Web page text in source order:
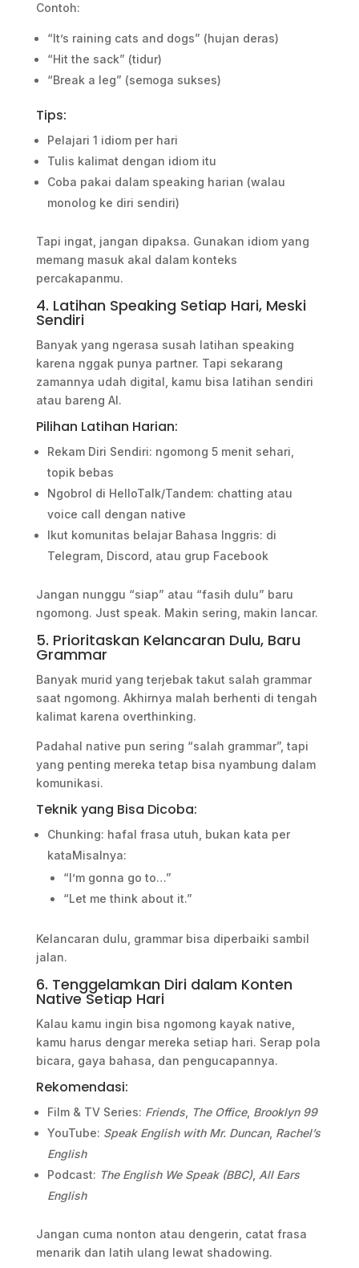
Contoh:
“It’s raining cats and dogs” (hujan deras)
“Hit the sack” (tidur)
“Break a leg” (semoga sukses)
Tips:
Pelajari 1 idiom per hari
Tulis kalimat dengan idiom itu
Coba pakai dalam speaking harian (walau
monolog ke diri sendiri)
Tapi ingat, jangan dipaksa. Gunakan idiom yang
memang masuk akal dalam konteks
percakapanmu.
4. Latihan Speaking Setiap Hari, Meski
Sendiri
Banyak yang ngerasa susah latihan speaking
karena nggak punya partner. Tapi sekarang
zamannya udah digital, kamu bisa latihan sendiri
atau bareng AI.
Pilihan Latihan Harian:
Rekam Diri Sendiri: ngomong 5 menit sehari,
topik bebas
Ngobrol di HelloTalk/Tandem: chatting atau
voice call dengan native
Ikut komunitas belajar Bahasa Inggris: di
Telegram, Discord, atau grup Facebook
Jangan nunggu “siap” atau “fasih dulu” baru
ngomong. Just speak. Makin sering, makin lancar.
5. Prioritaskan Kelancaran Dulu, Baru
Grammar
Banyak murid yang terjebak takut salah grammar
saat ngomong. Akhirnya malah berhenti di tengah
kalimat karena overthinking.
Padahal native pun sering “salah grammar”, tapi
yang penting mereka tetap bisa nyambung dalam
komunikasi.
Teknik yang Bisa Dicoba:
Chunking: hafal frasa utuh, bukan kata per
kataMisalnya:
“I’m gonna go to…”
“Let me think about it.”
Kelancaran dulu, grammar bisa diperbaiki sambil
jalan.
6. Tenggelamkan Diri dalam Konten
Native Setiap Hari
Kalau kamu ingin bisa ngomong kayak native,
kamu harus dengar mereka setiap hari. Serap pola
bicara, gaya bahasa, dan pengucapannya.
Rekomendasi:
Film & TV Series: Friends, The Office, Brooklyn 99
YouTube: Speak English with Mr. Duncan, Rachel’s
English
Podcast: The English We Speak (BBC), All Ears
English
Jangan cuma nonton atau dengerin, catat frasa
menarik dan latih ulang lewat shadowing.